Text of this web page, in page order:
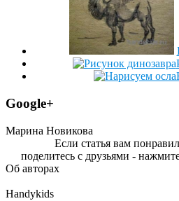
Google+
Марина Новикова
Если статья вам
поделитесь с друзьями -
Об авторах
Handykids